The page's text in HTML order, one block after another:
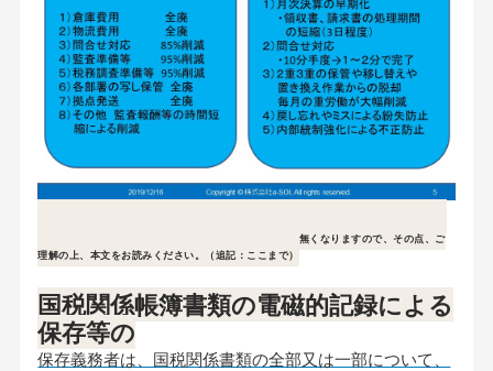
有難うございます。令和四年からは電帳法の申請制度が無くなりますので、その点、ご
理解の上、本文をお読みください。（追記：ここまで）
国税関係帳簿書類の電磁的記録による
保存等の
保存義務者は、国税関係書類の全部又は一部について、